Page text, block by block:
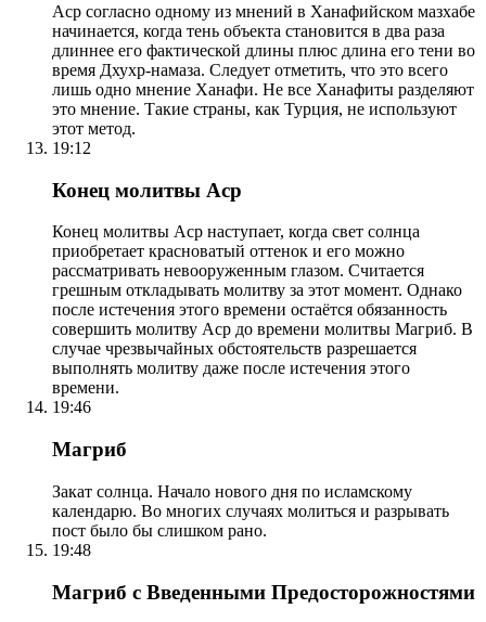
Аср согласно одному из мнений в Ханафийском мазхабе
начинается, когда тень объекта становится в два раза
длиннее его фактической длины плюс длина его тени во
время Дхухр-намаза. Следует отметить, что это всего
лишь одно мнение Ханафи. Не все Ханафиты разделяют
это мнение. Такие страны, как Турция, не используют
этот метод.
19:12
Конец молитвы Аср
Конец молитвы Аср наступает, когда свет солнца
приобретает красноватый оттенок и его можно
рассматривать невооруженным глазом. Считается
грешным откладывать молитву за этот момент. Однако
после истечения этого времени остаётся обязанность
совершить молитву Аср до времени молитвы Магриб. В
случае чрезвычайных обстоятельств разрешается
выполнять молитву даже после истечения этого
времени.
19:46
Магриб
Закат солнца. Начало нового дня по исламскому
календарю. Во многих случаях молиться и разрывать
пост было бы слишком рано.
19:48
Магриб с Введенными Предосторожностями